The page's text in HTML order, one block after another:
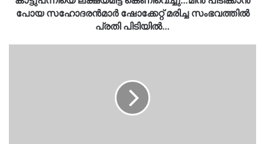
പ്രതി
പോയ സഹോദരൻമാർ ഷോക്കേറ്റ് മരിച്ച സംഭവത്തിൽ
പ്രതി പിടിയിൽ…